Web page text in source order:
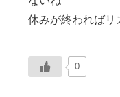
休みが終わればリ
0